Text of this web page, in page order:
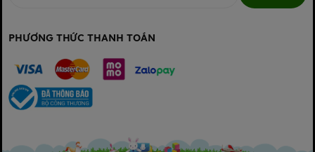
PHƯƠNG THỨC THANH TOÁN